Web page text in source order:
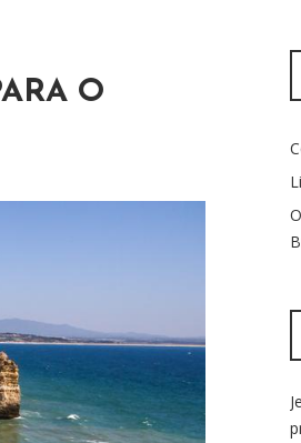
O
q
i
a
r
p
o